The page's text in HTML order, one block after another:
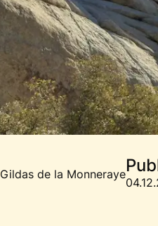
Gildas de la Monneraye